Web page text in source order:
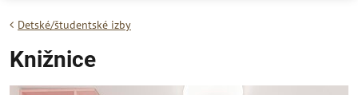
Detské/študentské izby
Knižnice